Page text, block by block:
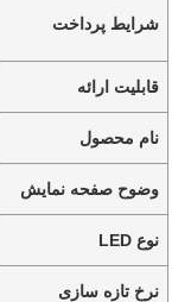
شرایط پرداخت
قابلیت ارائه
نام محصول
وضوح صفحه نمایش
نوع LED
نرخ تازه سازی